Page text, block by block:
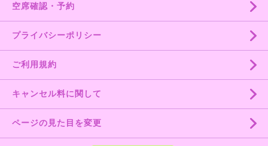
空席確認・予約
プライバシーポリシー
ご利用規約
キャンセル料に関して
ページの見た目を変更